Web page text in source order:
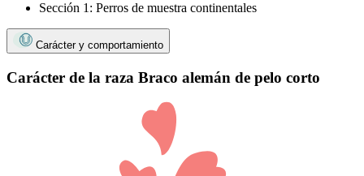
Sección 1: Perros de muestra continentales
Carácter y comportamiento
Carácter de la raza Braco alemán de pelo corto